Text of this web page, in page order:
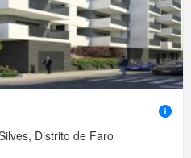
Distrito de Faro